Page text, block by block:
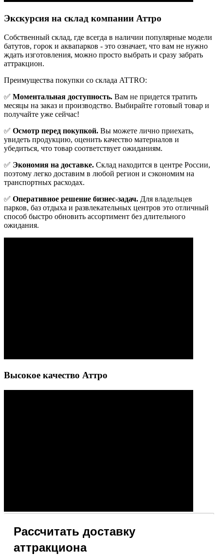
Экскурсия на склад компании Аттро
Cобственный склад, где всегда в наличии популярные модели
батутов, горок и аквапарков - это означает, что вам не нужно
ждать изготовления, можно просто выбрать и сразу забрать
аттракцион.
Преимущества покупки со склада ATTRO:
✅ Моментальная доступность. Вам не придется тратить
месяцы на заказ и производство. Выбирайте готовый товар и
получайте уже сейчас!
✅ Осмотр перед покупкой. Вы можете лично приехать,
увидеть продукцию, оценить качество материалов и
убедиться, что товар соответствует ожиданиям.
✅ Экономия на доставке. Склад находится в центре России,
поэтому легко доставим в любой регион и сэкономим на
транспортных расходах.
✅ Оперативное решение бизнес-задач. Для владельцев
парков, баз отдыха и развлекательных центров это отличный
способ быстро обновить ассортимент без длительного
ожидания.
Высокое качество Аттро
Рассчитать доставку
аттракциона